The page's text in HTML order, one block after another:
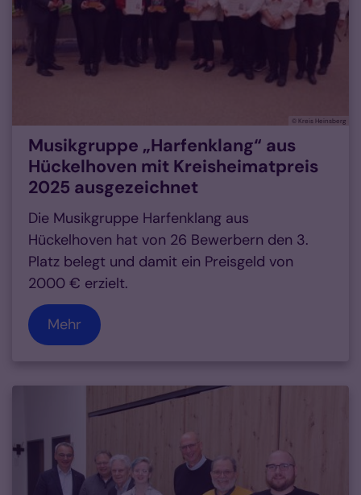
© Kreis Heinsberg
Musikgruppe „Harfenklang“ aus
Hückelhoven mit Kreisheimatpreis
2025 ausgezeichnet
Die Musikgruppe Harfenklang aus
Hückelhoven hat von 26 Bewerbern den 3.
Platz belegt und damit ein Preisgeld von
2000 € erzielt.
Mehr